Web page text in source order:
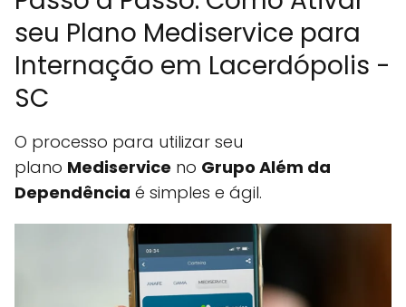
seu Plano Mediservice para
Internação em Lacerdópolis -
SC
O processo para utilizar seu
plano Mediservice no Grupo Além da
Dependência é simples e ágil.